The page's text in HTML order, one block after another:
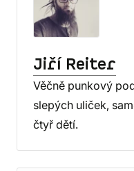
Jiří Reiter
Věčně punkový
slepých uliček,
čtyř dětí.